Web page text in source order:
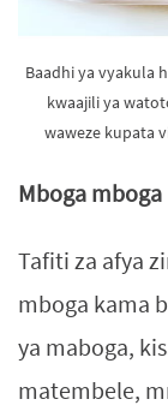
Baadhi ya vyakula
kwaajili ya
waweze kupata
Mboga mboga
Tafiti za afya
mboga kama
ya maboga,
matembele,